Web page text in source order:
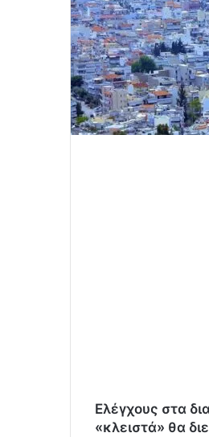
Ελέγχους στα
«κλειστά» θα